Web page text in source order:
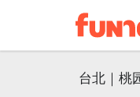
台北｜桃